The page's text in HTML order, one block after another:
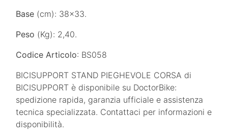
Base (cm): 38x33.
Peso (Kg): 2,40.
Codice Articolo: BS058
BICISUPPORT STAND PIEGHEVOLE CORSA di
BICISUPPORT è disponibile su DoctorBike:
spedizione rapida, garanzia ufficiale e assistenza
tecnica specializzata. Contattaci per informazioni e
disponibilità.